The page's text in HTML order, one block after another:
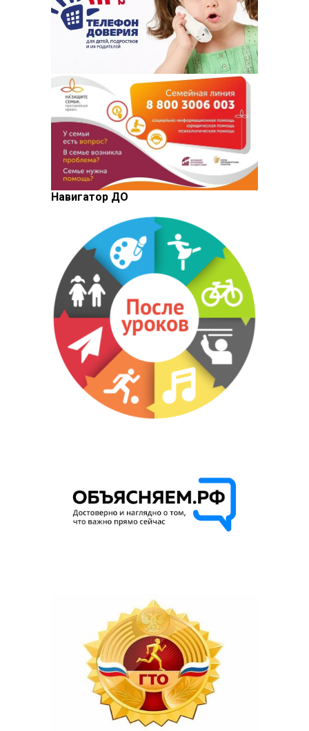
Навигатор ДО